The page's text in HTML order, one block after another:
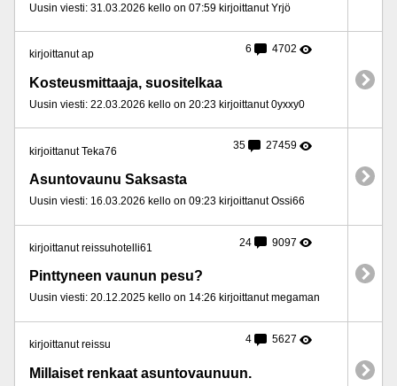
Uusin viesti: 31.03.2026 kello on 07:59 kirjoittanut Yrjö
kirjoittanut ap 6 4702
Kosteusmittaaja, suositelkaa
Uusin viesti: 22.03.2026 kello on 20:23 kirjoittanut 0yxxy0
kirjoittanut Teka76 35 27459
Asuntovaunu Saksasta
Uusin viesti: 16.03.2026 kello on 09:23 kirjoittanut Ossi66
kirjoittanut reissuhotelli61 24 9097
Pinttyneen vaunun pesu?
Uusin viesti: 20.12.2025 kello on 14:26 kirjoittanut megaman
kirjoittanut reissu 4 5627
Millaiset renkaat asuntovaunuun.